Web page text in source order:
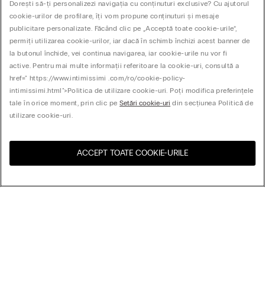
United States
Dorești să-ți personalizezi navigația cu conținuturi exclusive? Cu ajutorul
cookie-urilor de profilare, îți vom propune conținuturi și mesaje
publicitare personalizate. Făcând clic pe „Acceptă toate cookie-urile”,
permiți utilizarea cookie-urilor, iar dacă în schimb închizi acest banner de
la butonul închide, vei continua navigarea, iar cookie-urile nu vor fi
active. Pentru mai multe informații referitoare la cookie-uri, consultă a
href=" https://www.intimissimi .com/ro/cookie-policy-
intimissimi.html">Politica de utilizare cookie-uri. Poți modifica preferințele
tale în orice moment, prin clic peSetări cookie-uri din secțiunea Politică de
utilizare cookie-uri.
ACCEPT TOATE COOKIE-URILE